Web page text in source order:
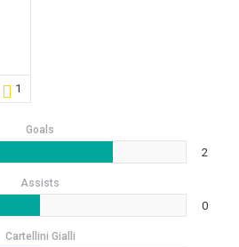
1
Goals
2
Assists
0
Cartellini Gialli